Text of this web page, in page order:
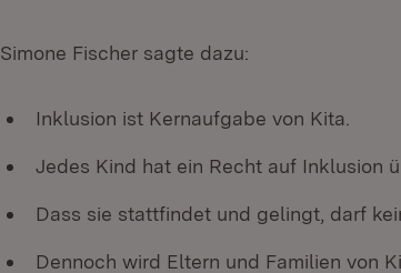
Simone Fischer sagte dazu:
Inklusion ist Kernaufgabe von Kita.
Jedes Kind hat ein Recht auf Inklusion
Dass sie stattfindet und gelingt, darf
Dennoch wird Eltern und Familien von